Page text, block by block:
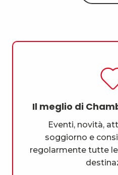
Il meglio di
Eventi, novità,
soggiorno e
regolarmente tutte